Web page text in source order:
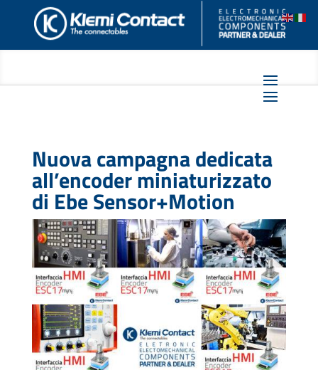
Nuova campagna dedicata
all’encoder miniaturizzato
di Ebe Sensor+Motion